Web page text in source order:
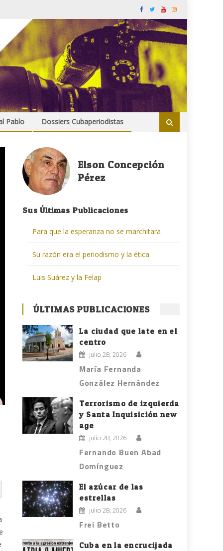
Pablo Dossiers Cubaperiodistas
Elson Concepción
Pérez
Sus Últimas Publicaciones
Para que la esperanza no se marchitara
Su razón era el periodismo y la ética
Luis Suárez y la Felap
ÚLTIMAS PUBLICACIONES
La ciudad que late en el
centro
julio 28, 2026
María Fernanda
González Hernández
Terrorismo de izquierda
y Santa Inquisición new
age
julio 28, 2026
Fernando Buen Abad
Domínguez
El azúcar de las
estrellas
julio 28, 2026
Frei Betto
Cuba en la encrucijada